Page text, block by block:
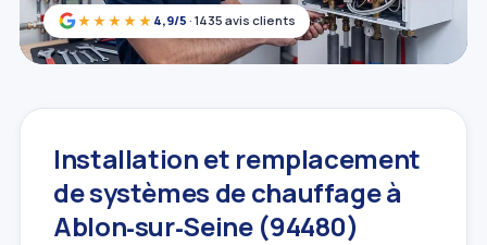
★★★★★ 4,9/5 · 1435 avis clients
Installation et remplacement
de systèmes de chauffage à
Ablon‑sur‑Seine (94480)